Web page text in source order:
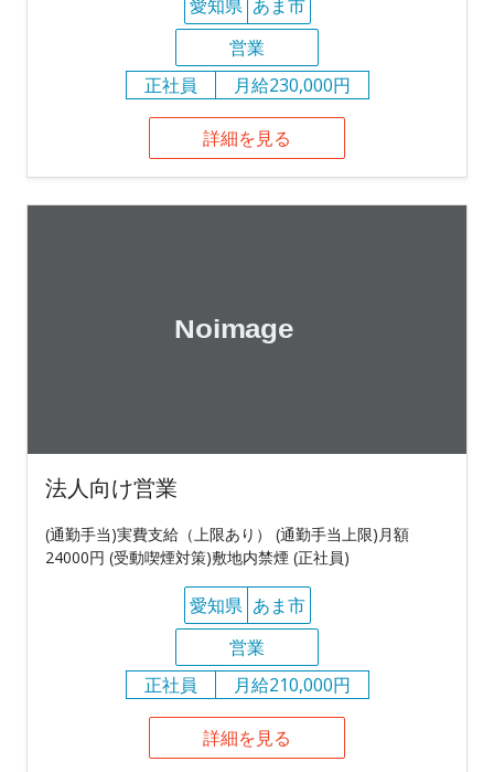
愛知県 あま市
営業
正社員
月給230,000円
詳細を見る
法人向け営業
(通勤手当)実費支給（上限あり） (通勤手当上限)月額
24000円 (受動喫煙対策)敷地内禁煙 (正社員)
愛知県 あま市
営業
正社員
月給210,000円
詳細を見る